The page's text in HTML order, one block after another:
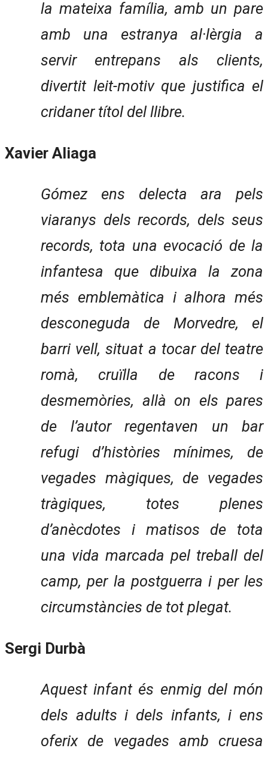
la mateixa família, amb un pare
amb una estranya al·lèrgia a
servir entrepans als clients,
divertit leit-motiv que justifica el
cridaner títol del llibre.
Xavier Aliaga
Gómez ens delecta ara pels
viaranys dels records, dels seus
records, tota una evocació de la
infantesa que dibuixa la zona
més emblemàtica i alhora més
desconeguda de Morvedre, el
barri vell, situat a tocar del teatre
romà, cruïlla de racons i
desmemòries, allà on els pares
de l’autor regentaven un bar
refugi d’històries mínimes, de
vegades màgiques, de vegades
tràgiques, totes plenes
d’anècdotes i matisos de tota
una vida marcada pel treball del
camp, per la postguerra i per les
circumstàncies de tot plegat.
Sergi Durbà
Aquest infant és enmig del món
dels adults i dels infants, i ens
oferix de vegades amb cruesa